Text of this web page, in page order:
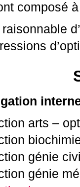
composé
arts –
génie
génie